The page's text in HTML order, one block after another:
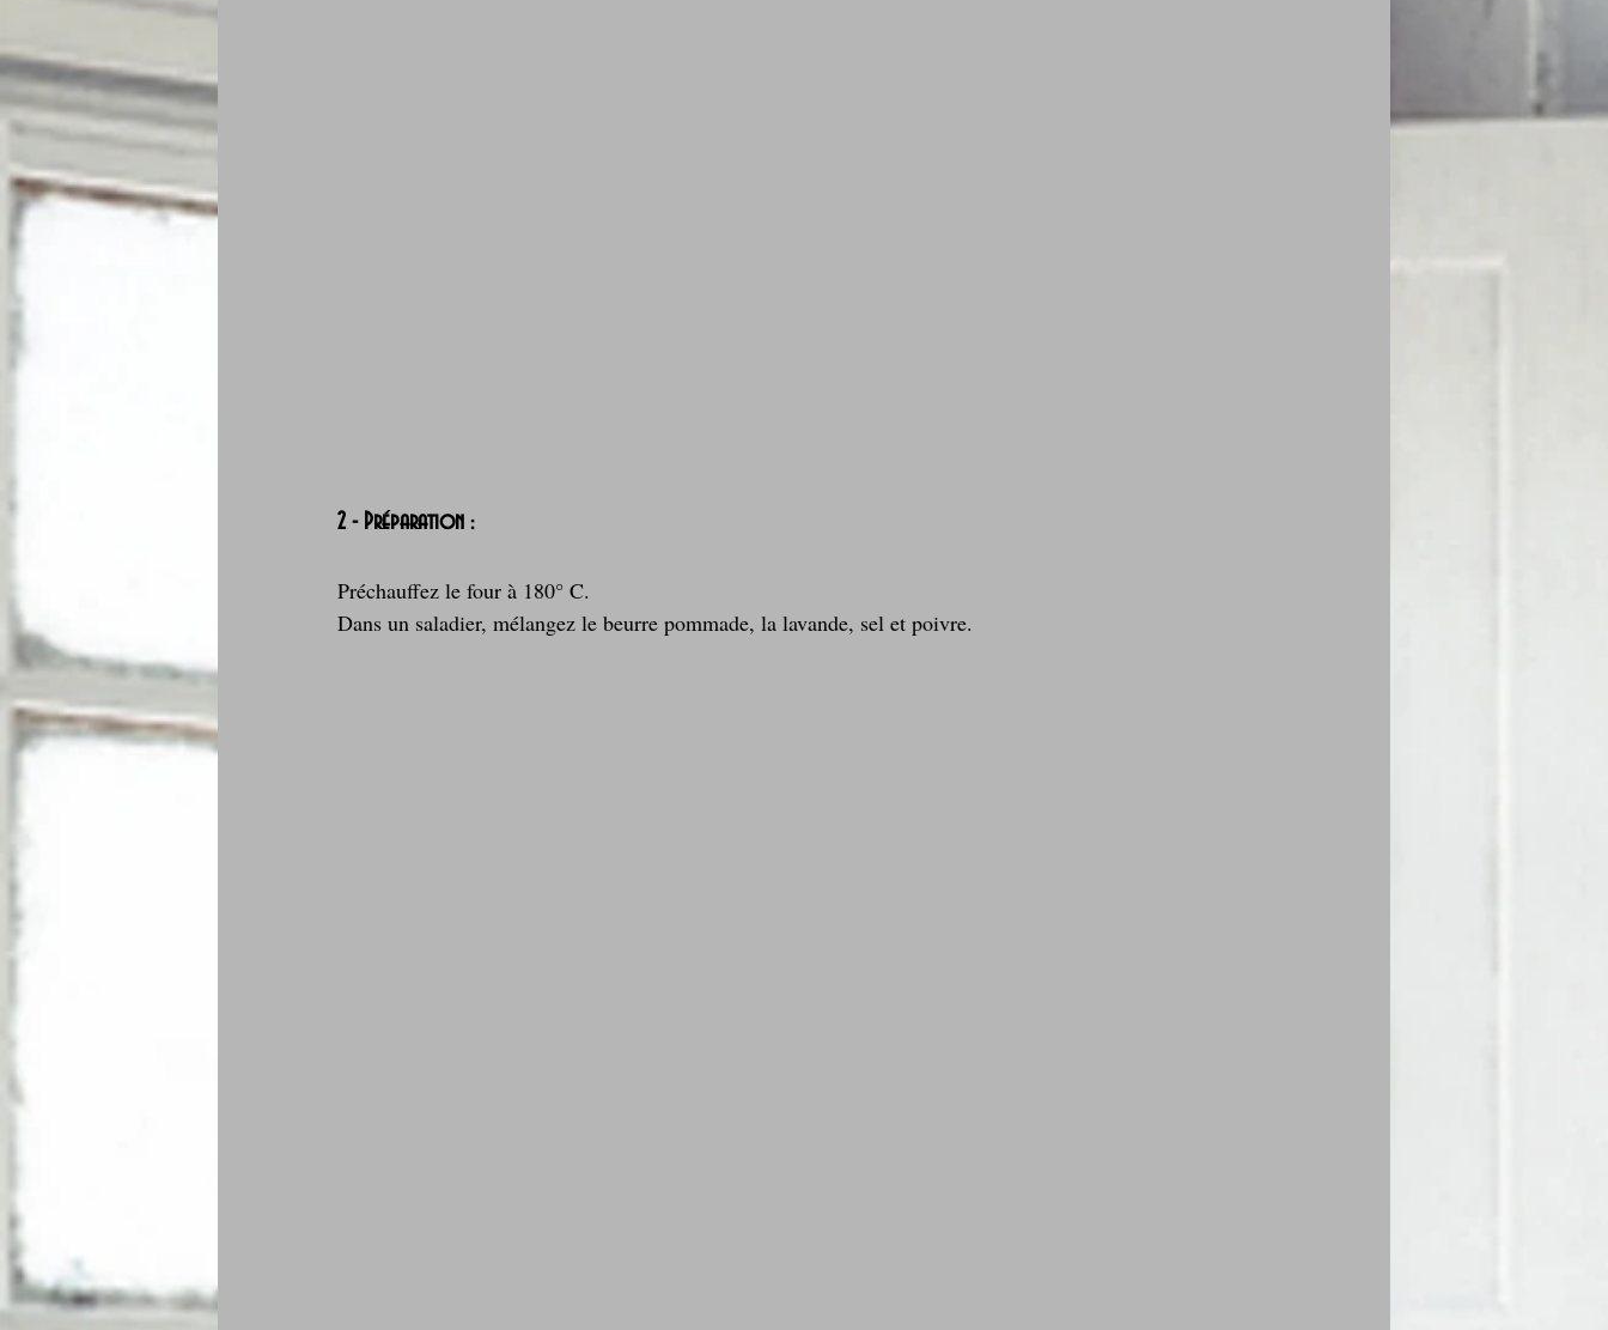
2 - Préparation :
Préchauffez le four à 180° C.
Dans un saladier, mélangez le beurre pommade, la lavande, sel et poivre.